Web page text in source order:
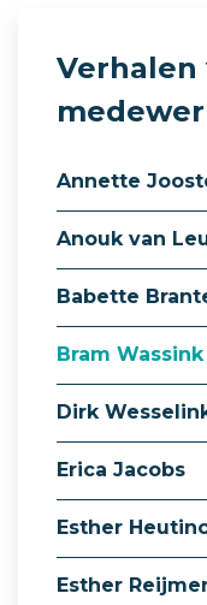
Verhalen
Annette
Anouk van
Babette
Bram Wassink
Dirk
Erica Jacobs
Esther
Esther